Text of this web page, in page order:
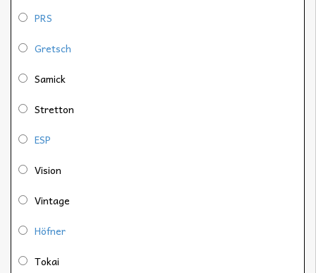
PRS
Gretsch
Samick
Stretton
ESP
Vision
Vintage
Höfner
Tokai